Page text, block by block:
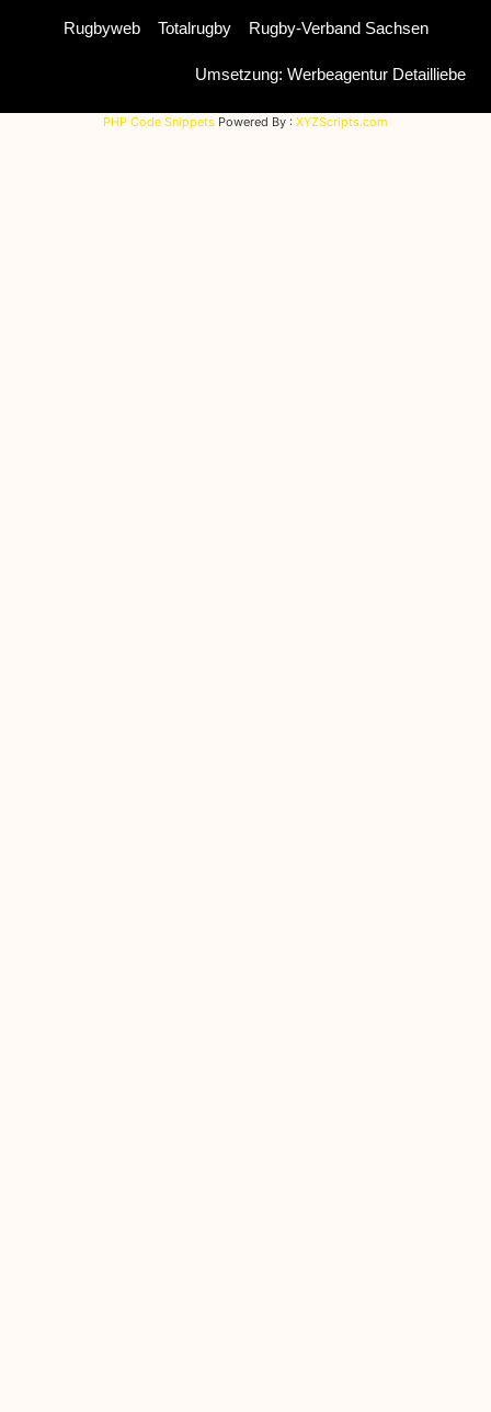
Rugbyweb Totalrugby Rugby-Verband Sachsen
Umsetzung: Werbeagentur Detailliebe
PHP Code Snippets Powered By : XYZScripts.com